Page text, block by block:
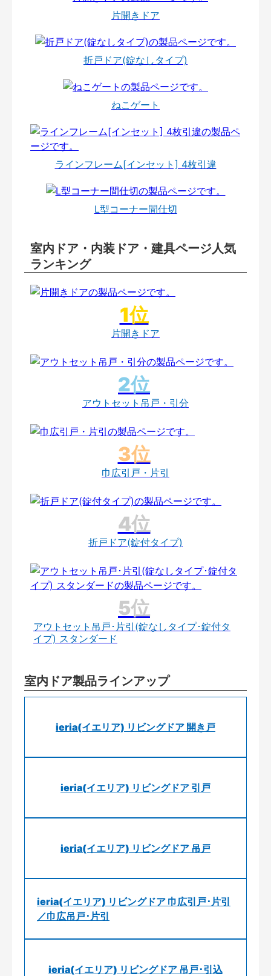
片開きドア
折戸ドア(錠なしタイプ)
ねこゲート
ラインフレーム[インセット] 4枚引違
L型コーナー間仕切
室内ドア・内装ドア・建具ページ人気
ランキング
片開きドア
アウトセット吊戸・引分
巾広引戸・片引
折戸ドア(錠付タイプ)
アウトセット吊戸･片引(錠なしタイプ･錠付タ
イプ) スタンダード
室内ドア製品ラインアップ
ieria(イエリア) リビングドア 開き戸
ieria(イエリア) リビングドア 引戸
ieria(イエリア) リビングドア 吊戸
ieria(イエリア) リビングドア 巾広引戸･片引
／巾広吊戸･片引
ieria(イエリア) リビングドア 吊戸･引込